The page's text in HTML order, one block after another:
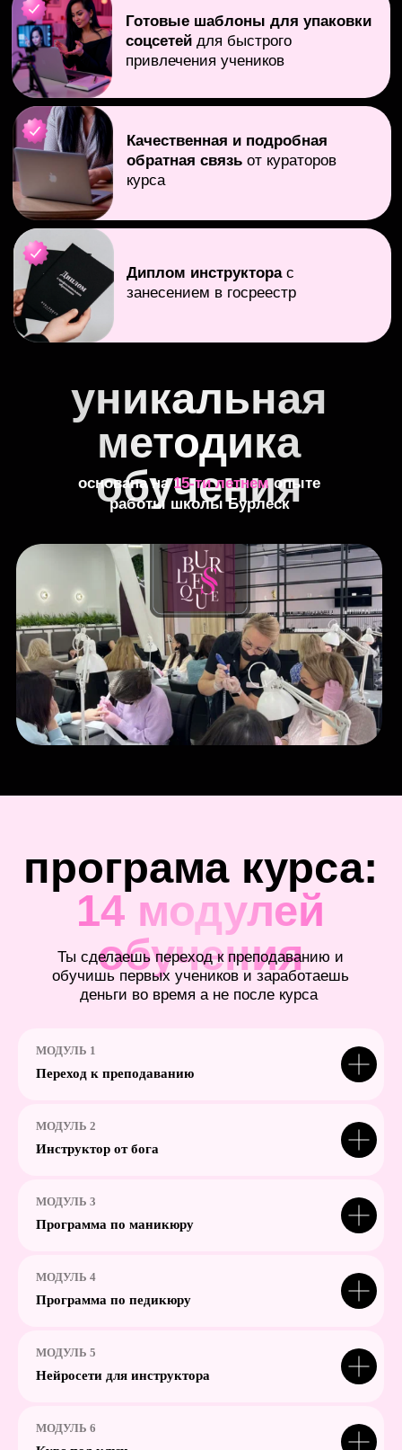
МОДУЛЬ 1
Переход к преподаванию
МОДУЛЬ 2
Инструктор от бога
МОДУЛЬ 3
Программа по маникюру
МОДУЛЬ 4
Программа по педикюру
МОДУЛЬ 5
Нейросети для инструктора
МОДУЛЬ 6
материалы
10 групповых созвонов с куратором
Обратная связь от куратора по заданиям
на платформе
Доступ к курсу 3 месяца
готовая программа по педикюру
переход в онлайн
готовые презентации для курса по
педикюру
методическое пособие по педикюру
аккредитация от Бурлеск
Инструктор от Бога
Нейросети для инструктора
Программа по маникюру
Инструктор в цифре
Инструктор в законе
Оффлайн курс
Соцсети инструктора
Переход в онлайн
Программа по педикюру
Дополнительно
готовая программа по маникюру
готовая программа по педикюру
готовые презентации для ведения
курсов по маникюру
готовые презентации для ведения
курсов по педикюру
электронное пособие инструктора по
маникюру на 570 стр
электронное пособие инструктора по
шаблоны для соцсетей
диплом инструктора
педагогическое образование
групповой разбор от Ирины Неверович
настенный диплом инструктора
Чат участников
Чат с куратором на 30 человек
Эфиры с ответами на вопросы после
каждого модуля
Конспекты, чек-листы и полезные
на платформе
Доступ к курсу 6 месяцев
Обучающие модули
Курс под ключ
Программа по маникюру
Соцсети инструктора